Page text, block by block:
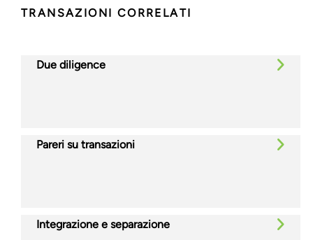
TRANSAZIONI CORRELATI
Due diligence
Pareri su transazioni
Integrazione e separazione